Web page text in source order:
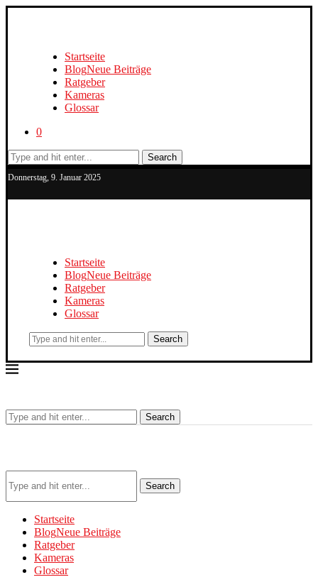
Startseite
BlogNeue Beiträge
Ratgeber
Kameras
Glossar
0
Search
Donnerstag, 9. Januar 2025
Startseite
BlogNeue Beiträge
Ratgeber
Kameras
Glossar
Search
Search
Search
Startseite
BlogNeue Beiträge
Ratgeber
Kameras
Glossar